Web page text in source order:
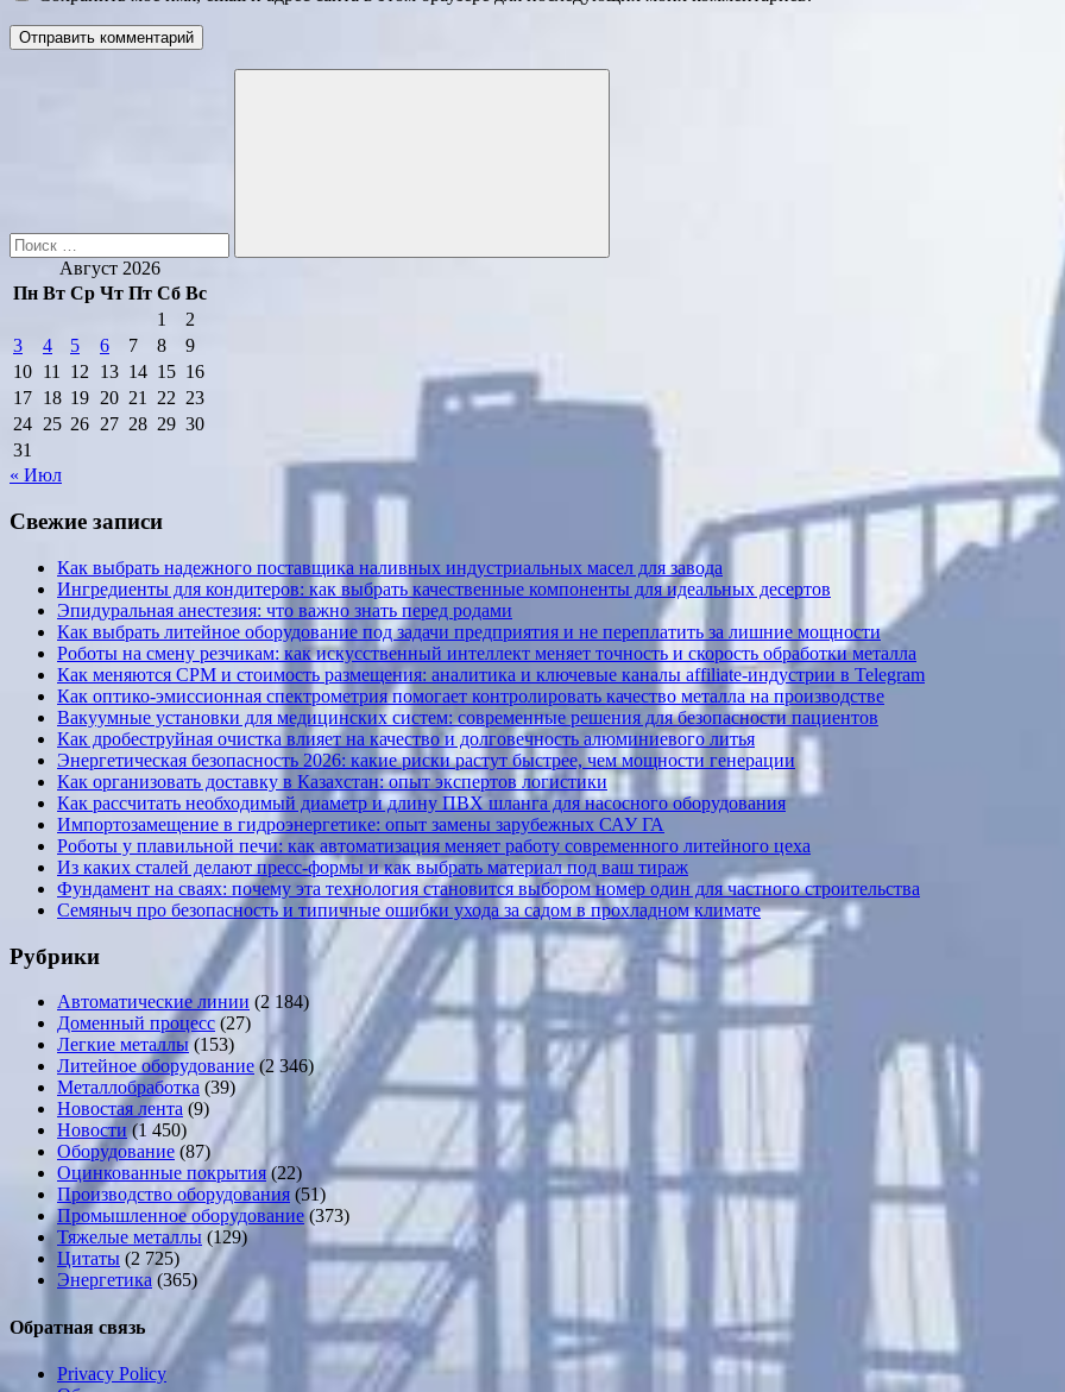
Поиск
Август 2026
Пн Вт Ср Чт Пт Сб Вс
1
2
3
4 5 6 7 8
9
10 11 12 13 14 15 16
17 18 19 20 21 22 23
24 25 26 27 28 29 30
31
« Июл
Свежие записи
Как выбрать надежного поставщика наливных индустриальных масел для завода
Ингредиенты для кондитеров: как выбрать качественные компоненты для идеальных десертов
Эпидуральная анестезия: что важно знать перед родами
Как выбрать литейное оборудование под задачи предприятия и не переплатить за лишние мощности
Роботы на смену резчикам: как искусственный интеллект меняет точность и скорость обработки металла
Как меняются CPM и стоимость размещения: аналитика и ключевые каналы affiliate-индустрии в Telegram
Как оптико-эмиссионная спектрометрия помогает контролировать качество металла на производстве
Вакуумные установки для медицинских систем: современные решения для безопасности пациентов
Как дробеструйная очистка влияет на качество и долговечность алюминиевого литья
Энергетическая безопасность 2026: какие риски растут быстрее, чем мощности генерации
Как организовать доставку в Казахстан: опыт экспертов логистики
Как рассчитать необходимый диаметр и длину ПВХ шланга для насосного оборудования
Импортозамещение в гидроэнергетике: опыт замены зарубежных САУ ГА
Роботы у плавильной печи: как автоматизация меняет работу современного литейного цеха
Из каких сталей делают пресс-формы и как выбрать материал под ваш тираж
Фундамент на сваях: почему эта технология становится выбором номер один для частного строительства
Семяныч про безопасность и типичные ошибки ухода за садом в прохладном климате
Рубрики
Автоматические линии (2 184)
Доменный процесс (27)
Легкие металлы(153)
Литейное оборудование (2 346)
Металлобработка (39)
Новостая лента (9)
Новости (1 450)
Оборудование (87)
Оцинкованные покрытия (22)
Производство оборудования (51)
Промышленное оборудование (373)
Тяжелые металлы (129)
Цитаты (2 725)
Энергетика (365)
Обратная связь
Privacy Policy